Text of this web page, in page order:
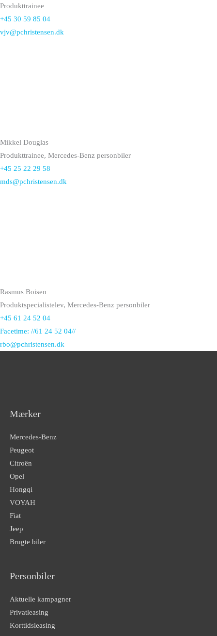
Produkttrainee
+45 30 59 85 04
vjv@pchristensen.dk
Mikkel Douglas
Produkttrainee, Mercedes-Benz personbiler
+45 25 22 29 58
mds@pchristensen.dk
Rasmus Boisen
Produktspecialistelev, Mercedes-Benz personbiler
+45 61 24 52 04
Facetime: //61 24 52 04//
rbo@pchristensen.dk
Mærker
Mercedes-Benz
Peugeot
Citroën
Opel
Hongqi
VOYAH
Fiat
Jeep
Brugte biler
Personbiler
Aktuelle kampagner
Privatleasing
Korttidsleasing